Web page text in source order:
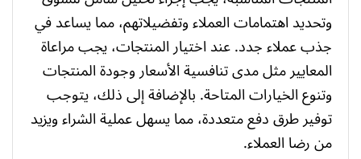
وتحديد اهتمامات العملاء وتفضيلاتهم، مما يساعد في
جذب عملاء جدد. عند اختيار المنتجات، يجب مراعاة
المعايير مثل مدى تنافسية الأسعار وجودة المنتجات
وتنوع الخيارات المتاحة. بالإضافة إلى ذلك، يتوجب
توفير طرق دفع متعددة، مما يسهل عملية الشراء ويزيد
من رضا العملاء.